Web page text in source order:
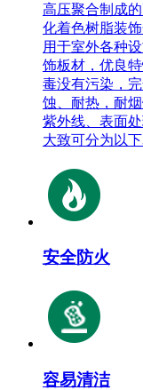
高压聚合制成
化着色树脂装
用于室外各种
饰板材，优良
毒没有污染，
蚀、耐热，耐
紫外线、表面
大致可分为以
安全防火
容易清洁